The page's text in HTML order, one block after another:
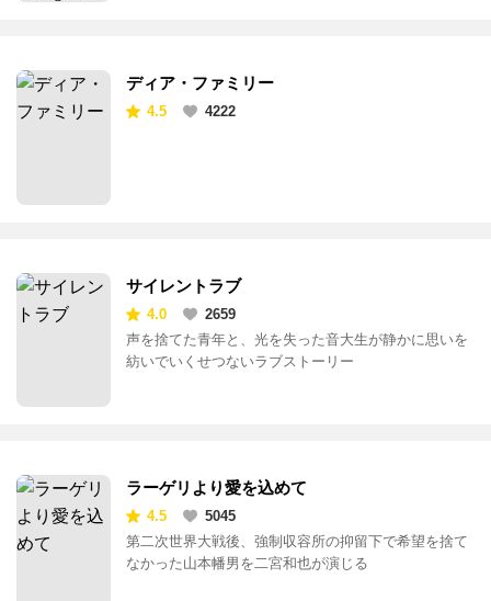
ディア・ファミリー
4.5 4222
サイレントラブ
4.0
2659
声を捨てた青年と、光を失った音大生が静かに思いを
紡いでいくせつないラブストーリー
ラーゲリより愛を込めて
4.5
5045
第二次世界大戦後、強制収容所の抑留下で希望を捨て
なかった山本幡男を二宮和也が演じる